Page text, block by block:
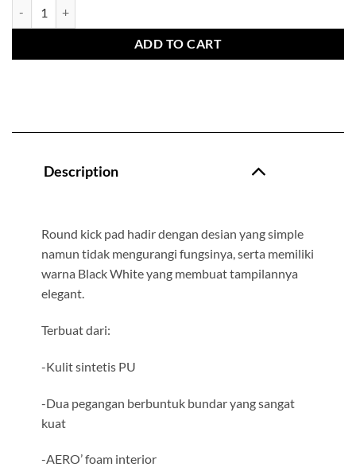
ADD TO CART
Description
Round kick pad hadir dengan desian yang simple
namun tidak mengurangi fungsinya, serta memiliki
warna Black White yang membuat tampilannya
elegant.
Terbuat dari:
-Kulit sintetis PU
-Dua pegangan berbuntuk bundar yang sangat
kuat
-AERO’ foam interior